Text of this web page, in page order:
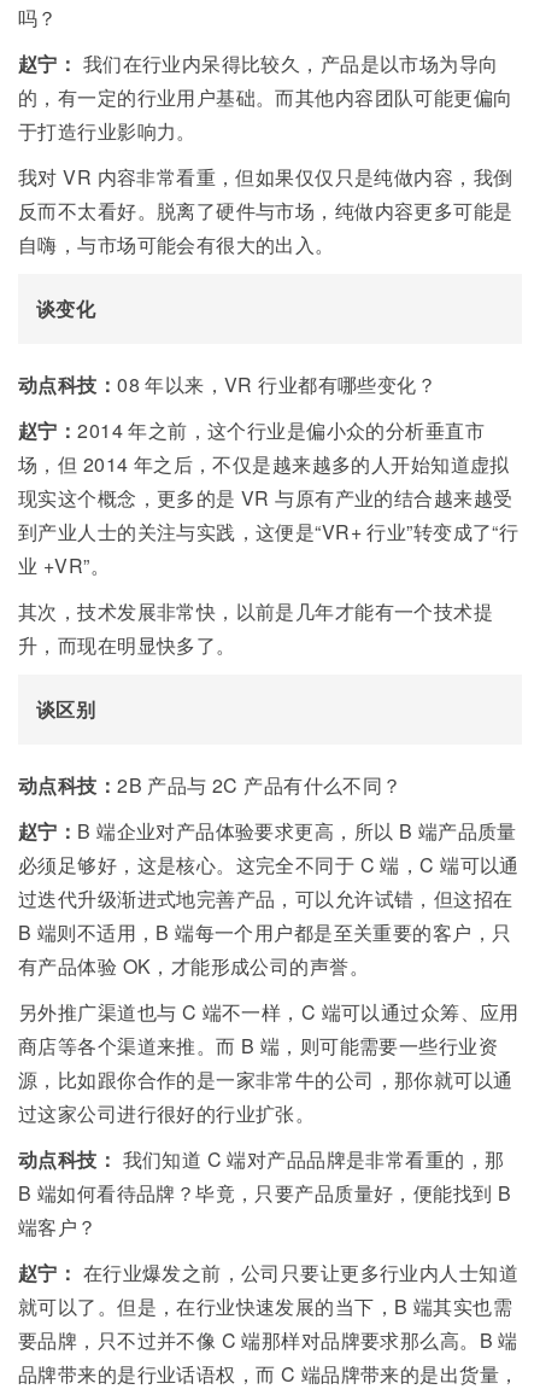
吗？
赵宁： 我们在行业内呆得比较久，产品是以市场为导向
的，有一定的行业用户基础。而其他内容团队可能更偏向
于打造行业影响力。
我对 VR 内容非常看重，但如果仅仅只是纯做内容，我倒
反而不太看好。脱离了硬件与市场，纯做内容更多可能是
自嗨，与市场可能会有很大的出入。
谈变化
动点科技：08 年以来，VR 行业都有哪些变化？
赵宁：2014年之前，这个行业是偏小众的分析垂直市
场，但 2014 年之后，不仅是越来越多的人开始知道虚拟
现实这个概念，更多的是VR 与原有产业的结合越来越受
到产业人士的关注与实践，这便是“VR+行业”转变成了“行
业 +VR”。
其次，技术发展非常快，以前是几年才能有一个技术提
升，而现在明显快多了。
谈区别
动点科技：2B 产品与2C 产品有什么不同？
赵宁： B 端企业对产品体验要求更高，所以 B 端产品质量
必须足够好，这是核心。这完全不同于 C 端，C 端可以通
过迭代升级渐进式地完善产品，可以允许试错，但这招在
B 端则不适用， B 端每一个用户都是至关重要的客户，只
有产品体验 OK ，才能形成公司的声誉。
另外推广渠道也与 C 端不一样， C 端可以通过众筹、应用
商店等各个渠道来推。而 B 端，则可能需要一些行业资
源，比如跟你合作的是一家非常牛的公司，那你就可以通
过这家公司进行很好的行业扩张。
动点科技： 我们知道 C 端对产品品牌是非常看重的，那
B 端如何看待品牌？毕竟，只要产品质量好，便能找到 B
端客户？
赵宁： 在行业爆发之前，公司只要让更多行业内人士知道
就可以了。但是，在行业快速发展的当下， B 端其实也需
要品牌，只不过并不像 C 端那样对品牌要求那么高。 B 端
品牌带来的是行业话语权，而 C 端品牌带来的是出货量，